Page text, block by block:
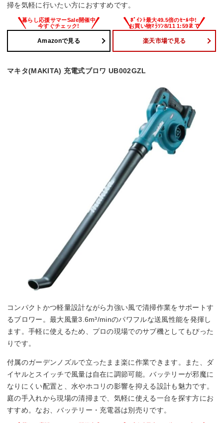
掃を気軽に行いたい方におすすめです。
Amazonで見る 楽天市場で見る
マキタ(MAKITA) 充電式ブロワ UB002GZL
コンパクトかつ軽量設計ながら力強い風で清掃作業をサポートす
るブロワー。最大風量3.6m³/minのパワフルな送風性能を発揮し
ます。手軽に使えるため、プロの現場でのサブ機としてもぴった
りです。
付属のガーデンノズルで立ったまま楽に作業できます。また、ダ
イヤルとスイッチで風量は自在に調節可能。バッテリーが邪魔に
なりにくい配置と、水やホコリの影響を抑える設計も魅力です。
庭の手入れから現場の清掃まで、気軽に使える一台を探す方にお
すすめ。なお、バッテリー・充電器は別売りです。